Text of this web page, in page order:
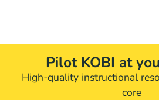
Pilot KOBI at
High-quality instructional
core​